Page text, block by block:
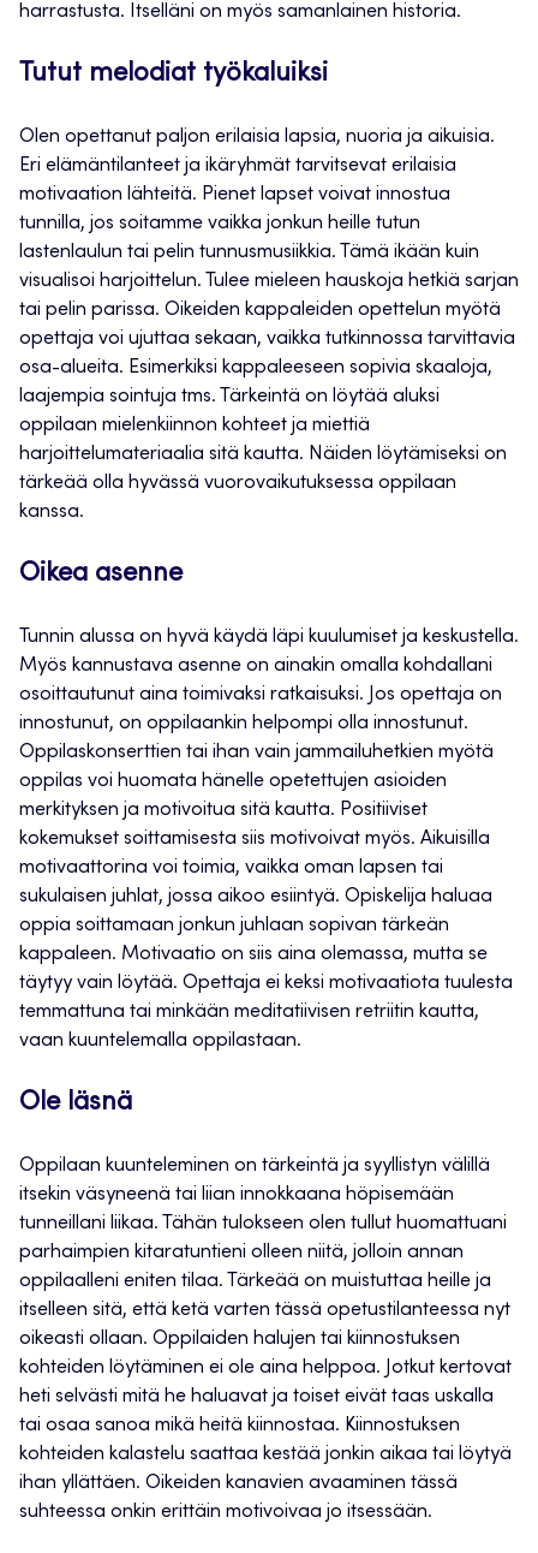
harrastusta. Itselläni on myös samanlainen historia.
Tutut melodiat työkaluiksi
Olen opettanut paljon erilaisia lapsia, nuoria ja aikuisia.
Eri elämäntilanteet ja ikäryhmät tarvitsevat erilaisia
motivaation lähteitä. Pienet lapset voivat innostua
tunnilla, jos soitamme vaikka jonkun heille tutun
lastenlaulun tai pelin tunnusmusiikkia. Tämä ikään kuin
visualisoi harjoittelun. Tulee mieleen hauskoja hetkiä sarjan
tai pelin parissa. Oikeiden kappaleiden opettelun myötä
opettaja voi ujuttaa sekaan, vaikka tutkinnossa tarvittavia
osa-alueita. Esimerkiksi kappaleeseen sopivia skaaloja,
laajempia sointuja tms. Tärkeintä on löytää aluksi
oppilaan mielenkiinnon kohteet ja miettiä
harjoittelumateriaalia sitä kautta. Näiden löytämiseksi on
tärkeää olla hyvässä vuorovaikutuksessa oppilaan
kanssa.
Oikea asenne
Tunnin alussa on hyvä käydä läpi kuulumiset ja keskustella.
Myös kannustava asenne on ainakin omalla kohdallani
osoittautunut aina toimivaksi ratkaisuksi. Jos opettaja on
innostunut, on oppilaankin helpompi olla innostunut.
Oppilaskonserttien tai ihan vain jammailuhetkien myötä
oppilas voi huomata hänelle opetettujen asioiden
merkityksen ja motivoitua sitä kautta. Positiiviset
kokemukset soittamisesta siis motivoivat myös. Aikuisilla
motivaattorina voi toimia, vaikka oman lapsen tai
sukulaisen juhlat, jossa aikoo esiintyä. Opiskelija haluaa
oppia soittamaan jonkun juhlaan sopivan tärkeän
kappaleen. Motivaatio on siis aina olemassa, mutta se
täytyy vain löytää. Opettaja ei keksi motivaatiota tuulesta
temmattuna tai minkään meditatiivisen retriitin kautta,
vaan kuuntelemalla oppilastaan.
Ole läsnä
Oppilaan kuunteleminen on tärkeintä ja syyllistyn välillä
itsekin väsyneenä tai liian innokkaana höpisemään
tunneillani liikaa. Tähän tulokseen olen tullut huomattuani
parhaimpien kitaratuntieni olleen niitä, jolloin annan
oppilaalleni eniten tilaa. Tärkeää on muistuttaa heille ja
itselleen sitä, että ketä varten tässä opetustilanteessa nyt
oikeasti ollaan. Oppilaiden halujen tai kiinnostuksen
kohteiden löytäminen ei ole aina helppoa. Jotkut kertovat
heti selvästi mitä he haluavat ja toiset eivät taas uskalla
tai osaa sanoa mikä heitä kiinnostaa. Kiinnostuksen
kohteiden kalastelu saattaa kestää jonkin aikaa tai löytyä
ihan yllättäen. Oikeiden kanavien avaaminen tässä
suhteessa onkin erittäin motivoivaa jo itsessään.